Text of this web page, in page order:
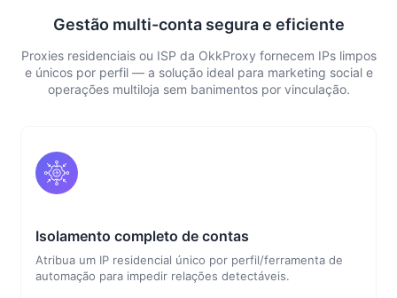
Gestão multi-conta segura e eficiente
Proxies residenciais ou ISP da OkkProxy fornecem IPs limpos
e únicos por perfil — a solução ideal para marketing social e
operações multiloja sem banimentos por vinculação.
Isolamento completo de contas
Atribua um IP residencial único por perfil/ferramenta de
automação para impedir relações detectáveis.